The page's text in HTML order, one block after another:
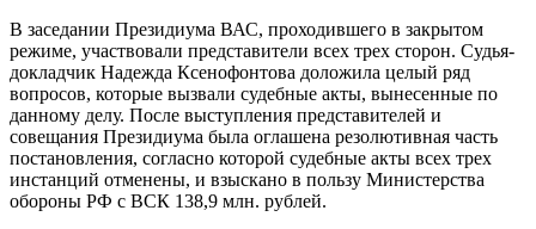
В заседании Президиума ВАС, проходившего в закрытом
режиме, участвовали представители всех трех сторон. Судья-
докладчик Надежда Ксенофонтова доложила целый ряд
вопросов, которые вызвали судебные акты, вынесенные по
данному делу. После выступления представителей и
совещания Президиума была оглашена резолютивная часть
постановления, согласно которой судебные акты всех трех
инстанций отменены, и взыскано в пользу Министерства
обороны РФ с ВСК 138,9 млн. рублей.